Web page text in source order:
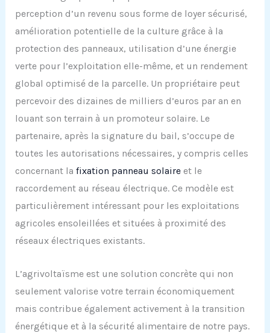
perception d’un revenu sous forme de loyer sécurisé,
amélioration potentielle de la culture grâce à la
protection des panneaux, utilisation d’une énergie
verte pour l’exploitation elle-même, et un rendement
global optimisé de la parcelle. Un propriétaire peut
percevoir des dizaines de milliers d’euros par an en
louant son terrain à un promoteur solaire. Le
partenaire, après la signature du bail, s’occupe de
toutes les autorisations nécessaires, y compris celles
concernant la fixation panneau solaireet le
raccordement au réseau électrique. Ce modèle est
particulièrement intéressant pour les exploitations
agricoles ensoleillées et situées à proximité des
réseaux électriques existants.
L’agrivoltaïsme est une solution concrète qui non
seulement valorise votre terrain économiquement
mais contribue également activement à la transition
énergétique et à la sécurité alimentaire de notre pays.